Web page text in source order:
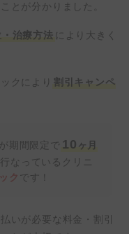
とが分かりました。
治療方法 により大きく
クにより 割引キャンペ
期間限定で 10 ヶ月
なっているクリニ
ク です！
いが必要な料金・割引